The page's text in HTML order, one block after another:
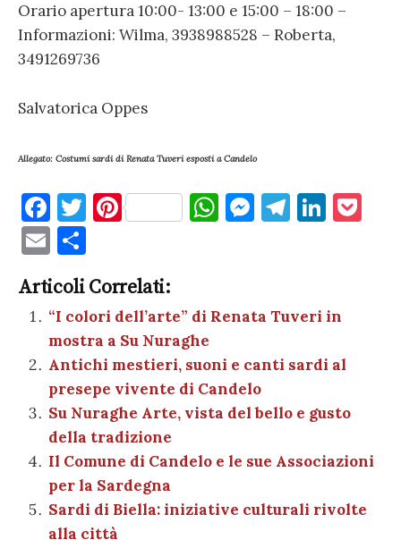
Orario apertura 10:00- 13:00 e 15:00 – 18:00 –
Informazioni: Wilma, 3938988528 – Roberta,
3491269736
Salvatorica Oppes
Allegato: Costumi sardi di Renata Tuveri esposti a Candelo
F
a
c
e
b
o
o
k
T
te
r
Pi
es
t
W
A
p
p
M
g
er
T
a
Li
dI
n
E
m
ai
l
n
di
vi
di
Articoli Correlati:
“I colori dell’arte” di Renata Tuveri in
mostra a Su Nuraghe
Antichi mestieri, suoni e canti sardi al
presepe vivente di Candelo
Su Nuraghe Arte, vista del bello e gusto
della tradizione
Il Comune di Candelo e le sue Associazioni
per la Sardegna
Sardi di Biella: iniziative culturali rivolte
alla città